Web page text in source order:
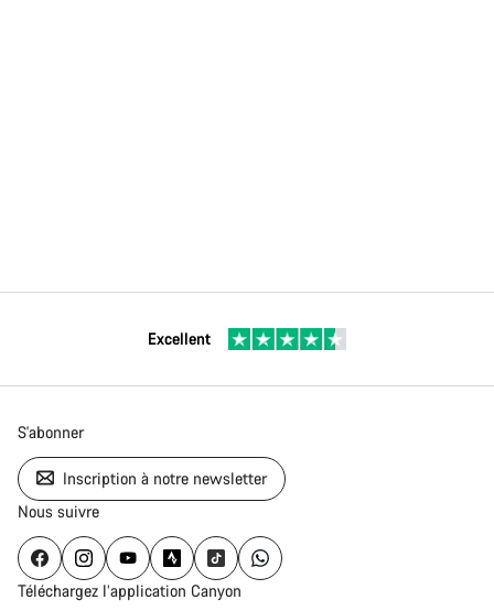
Excellent
S'abonner
Inscription à notre newsletter
Nous suivre
Téléchargez l’application Canyon